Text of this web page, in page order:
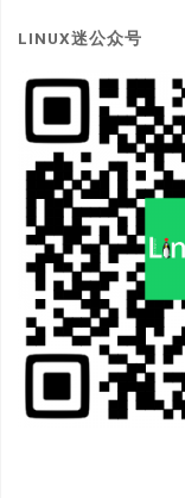
LINUX迷公众号